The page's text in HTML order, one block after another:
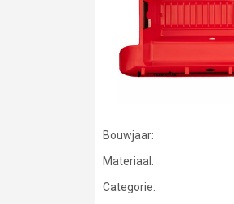
Bouwjaar:
Materiaal:
Categorie: